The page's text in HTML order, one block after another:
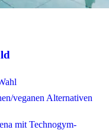
veganen Alternativen
mit Technogym-